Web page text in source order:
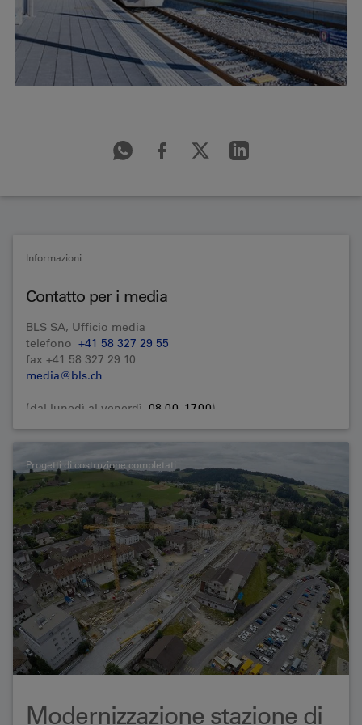
Informazioni
Contatto per i media
BLS SA, Ufficio media
telefono +41 58 327 29 55
fax +41 58 327 29 10
media@bls.ch
(dal lunedì al venerdì, 08.00–17.00)
Progetti di costruzione completati
Modernizzazione stazione di